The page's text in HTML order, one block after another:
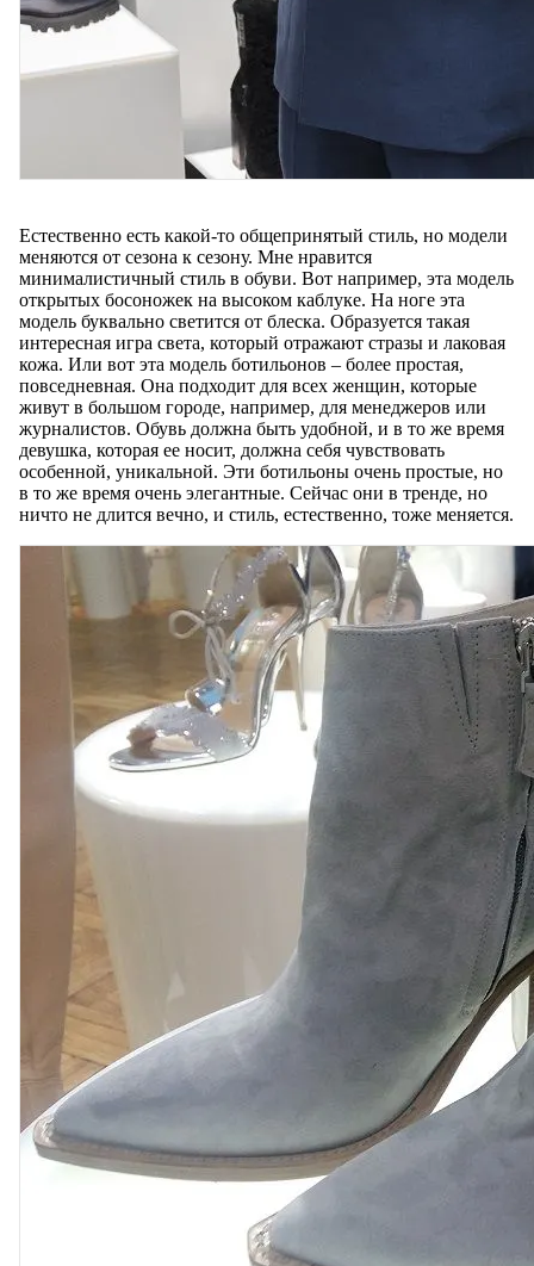
Естественно есть какой-то общепринятый стиль, но модели
меняются от сезона к сезону. Мне нравится
минималистичный стиль в обуви. Вот например, эта модель
открытых босоножек на высоком каблуке. На ноге эта
модель буквально светится от блеска. Образуется такая
интересная игра света, который отражают стразы и лаковая
кожа. Или вот эта модель ботильонов – более простая,
повседневная. Она подходит для всех женщин, которые
живут в большом городе, например, для менеджеров или
журналистов. Обувь должна быть удобной, и в то же время
девушка, которая ее носит, должна себя чувствовать
особенной, уникальной. Эти ботильоны очень простые, но
в то же время очень элегантные. Сейчас они в тренде, но
ничто не длится вечно, и стиль, естественно, тоже меняется.